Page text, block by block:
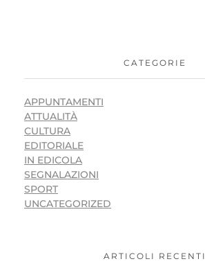
CATEGORIE
APPUNTAMENTI
ATTUALITÀ
CULTURA
EDITORIALE
IN EDICOLA
SEGNALAZIONI
SPORT
UNCATEGORIZED
ARTICOLI RECENTI